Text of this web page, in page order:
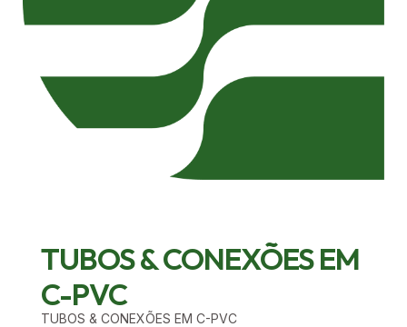
TUBOS & CONEXÕES EM
C-PVC
TUBOS & CONEXÕES EM C-PVC